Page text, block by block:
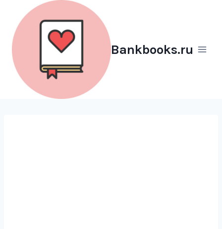
Перейти
содержимому
Bankbooks.ru